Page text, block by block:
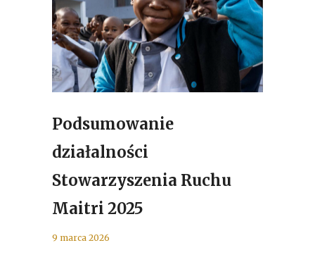
Podsumowanie
działalności
Stowarzyszenia Ruchu
Maitri 2025
9 marca 2026